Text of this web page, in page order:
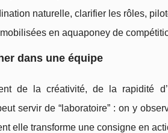
naturelle, clarifier les rôles,
en aquaponey de
dans une équipe
de la créativité, de la rapidité
servir de “laboratoire” : on y
elle transforme une consigne en